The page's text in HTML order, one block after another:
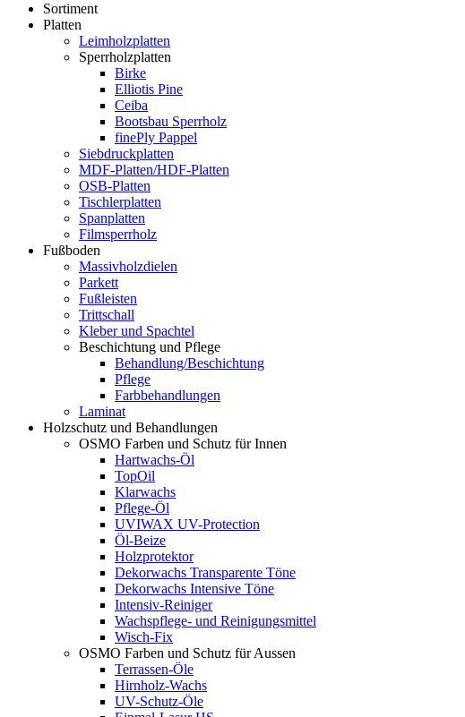
Sortiment
Platten
Leimholzplatten
Sperrholzplatten
Birke
Elliotis Pine
Ceiba
Bootsbau Sperrholz
finePly Pappel
Siebdruckplatten
MDF-Platten/HDF-Platten
OSB-Platten
Tischlerplatten
Spanplatten
Filmsperrholz
Fußboden
Massivholzdielen
Parkett
Fußleisten
Trittschall
Kleber und Spachtel
Beschichtung und Pflege
Behandlung/Beschichtung
Pflege
Farbbehandlungen
Laminat
Holzschutz und Behandlungen
OSMO Farben und Schutz für Innen
Hartwachs-Öl
TopOil
Klarwachs
Pflege-Öl
UVIWAX UV-Protection
Öl-Beize
Holzprotektor
Dekorwachs Transparente Töne
Dekorwachs Intensive Töne
Intensiv-Reiniger
Wachspflege- und Reinigungsmittel
Wisch-Fix
OSMO Farben und Schutz für Aussen
Terrassen-Öle
Hirnholz-Wachs
UV-Schutz-Öle